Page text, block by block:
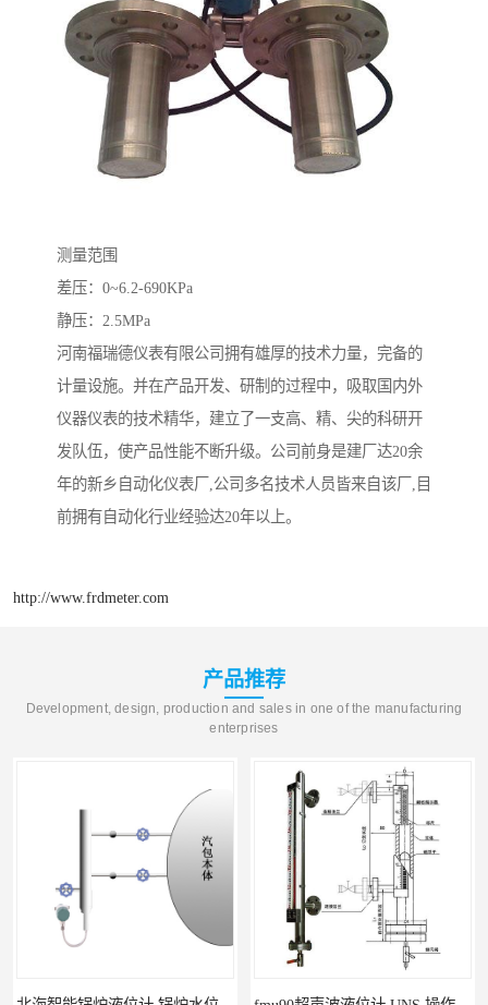
测量范围
差压：0~6.2-690KPa
静压：2.5MPa
河南福瑞德仪表有限公司拥有雄厚的技术力量，完备的
计量设施。并在产品开发、研制的过程中，吸取国内外
仪器仪表的技术精华，建立了一支高、精、尖的科研开
发队伍，使产品性能不断升级。公司前身是建厂达20余
年的新乡自动化仪表厂,公司多名技术人员皆来自该厂,目
前拥有自动化行业经验达20年以上。
http://www.frdmeter.com
产品推荐
Development, design, production and sales in one of the manufacturing
enterprises